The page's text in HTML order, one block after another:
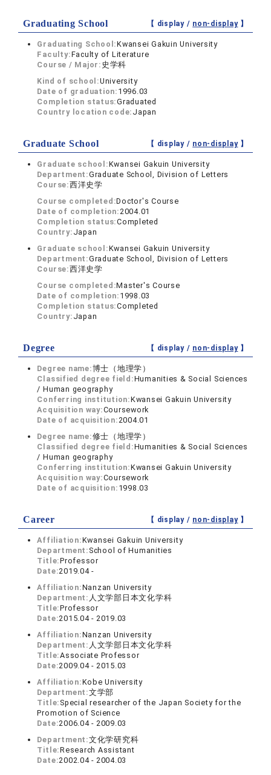
Graduating School 【 display / non-display】
Graduating School:Kwansei Gakuin University
Faculty:Faculty of Literature
Course / Major: 史学科
Kind of school:University
Date of graduation: 1996.03
Completion status:Graduated
Country location code: Japan
Graduate School 【 display / non-display】
Graduate school:Kwansei Gakuin University
Department:Graduate School, Division of Letters
Course:西洋史学
Course completed:Doctor's Course
Date of completion:2004.01
Completion status:Completed
Country: Japan
Graduate school:Kwansei Gakuin University
Department:Graduate School, Division of Letters
Course:西洋史学
Course completed:Master's Course
Date of completion: 1998.03
Completion status:Completed
Country: Japan
Degree 【 display / non-display】
Degree name:博士（地理学）
Classified degree field:Humanities & Social Sciences
/ Human geography
Conferring institution:Kwansei Gakuin University
Acquisition way:Coursework
Date of acquisition:2004.01
Degree name:修士（地理学）
Classified degree field:Humanities & Social Sciences
/ Human geography
Conferring institution:Kwansei Gakuin University
Acquisition way:Coursework
Date of acquisition: 1998.03
Career 【 display / non-display】
Affiliation:Kwansei Gakuin University
Department: School of Humanities
Title:Professor
Date:2019.04 -
Affiliation:Nanzan University
Department: 人文学部日本文化学科
Title:Professor
Date:2015.04 - 2019.03
Affiliation:Nanzan University
Department: 人文学部日本文化学科
Title:Associate Professor
Date:2009.04 - 2015.03
Affiliation:Kobe University
Department:文学部
Title: Special researcher of the Japan Society for the
Promotion of Science
Date:2006.04 - 2009.03
Department:文化学研究科
Title:Research Assistant
Date:2002.04 - 2004.03